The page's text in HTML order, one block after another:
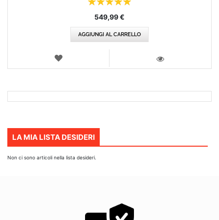
549,99 €
AGGIUNGI AL CARRELLO
LISTA
LA MIA LISTA DESIDERI
Non ci sono articoli nella lista desideri.